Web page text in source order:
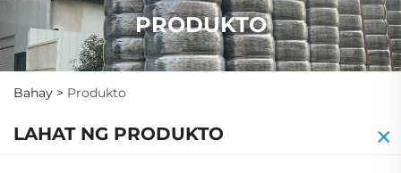
PRODUKTO
Bahay > Produkto
LAHAT NG PRODUKTO